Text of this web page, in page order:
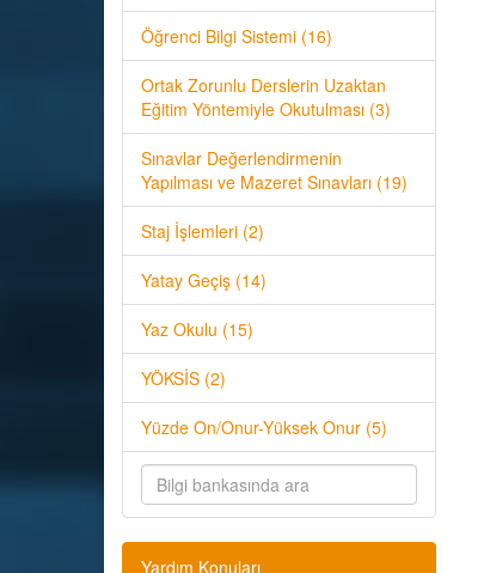
Öğrenci Bilgi Sistemi (16)
Ortak Zorunlu Derslerin Uzaktan
Eğitim Yöntemiyle Okutulması (3)
Sınavlar Değerlendirmenin
Yapılması ve Mazeret Sınavları (19)
Staj İşlemleri (2)
Yatay Geçiş (14)
Yaz Okulu (15)
YÖKSİS (2)
Yüzde On/Onur-Yüksek Onur (5)
Yardım Konuları